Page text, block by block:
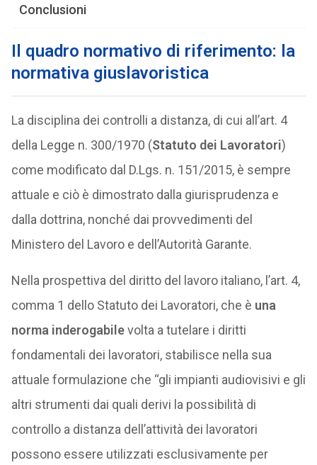
Conclusioni
Il quadro normativo di riferimento: la
normativa giuslavoristica
La disciplina dei controlli a distanza, di cui all’art. 4
della Legge n. 300/1970 (Statuto dei Lavoratori)
come modificato dal D.Lgs. n. 151/2015, è sempre
attuale e ciò è dimostrato dalla giurisprudenza e
dalla dottrina, nonché dai provvedimenti del
Ministero del Lavoro e dell’Autorità Garante.
Nella prospettiva del diritto del lavoro italiano, l’art. 4,
comma 1 dello Statuto dei Lavoratori, che è una
norma inderogabilevolta a tutelare i diritti
fondamentali dei lavoratori, stabilisce nella sua
attuale formulazione che “gli impianti audiovisivi e gli
altri strumenti dai quali derivi la possibilità di
controllo a distanza dell’attività dei lavoratori
possono essere utilizzati esclusivamente per